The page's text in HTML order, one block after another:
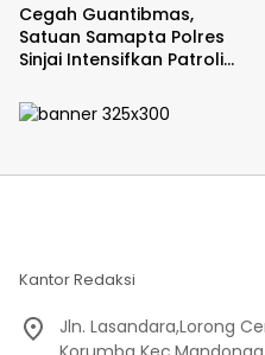
Cegah Guantibmas,
Satuan Samapta Polres
Sinjai Intensifkan Patroli
Kantor Redaksi
Jln. Lasandara,Lorong